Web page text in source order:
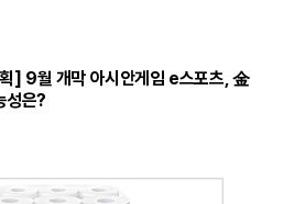
] 9월 개막 아시안게임 e스포츠, 金
성은?